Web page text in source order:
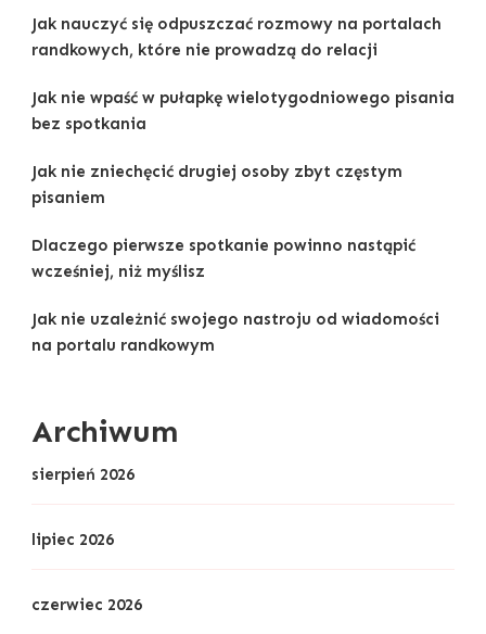
Jak nauczyć się odpuszczać rozmowy na portalach
randkowych, które nie prowadzą do relacji
Jak nie wpaść w pułapkę wielotygodniowego pisania
bez spotkania
Jak nie zniechęcić drugiej osoby zbyt częstym
pisaniem
Dlaczego pierwsze spotkanie powinno nastąpić
wcześniej, niż myślisz
Jak nie uzależnić swojego nastroju od wiadomości
na portalu randkowym
Archiwum
sierpień 2026
lipiec 2026
czerwiec 2026